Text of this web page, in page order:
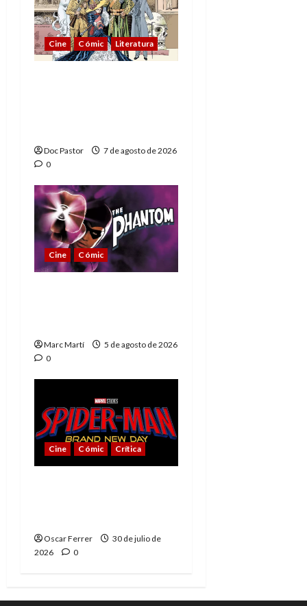
Cine Cómic Literatura
Doc Pastor
7 de agosto de 2026
0
Cine Cómic
Marc Martí
5 de agosto de 2026
0
Cine Cómic Crítica
Oscar Ferrer
30 de julio de
2026
0